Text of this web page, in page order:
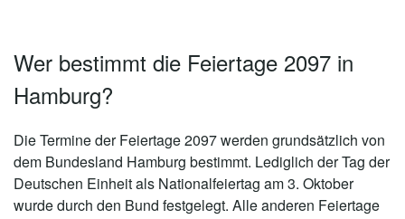
Wer bestimmt die Feiertage 2097 in
Hamburg?
Die Termine der Feiertage 2097 werden grundsätzlich von
dem Bundesland Hamburg bestimmt. Lediglich der Tag der
Deutschen Einheit als Nationalfeiertag am 3. Oktober
wurde durch den Bund festgelegt. Alle anderen Feiertage